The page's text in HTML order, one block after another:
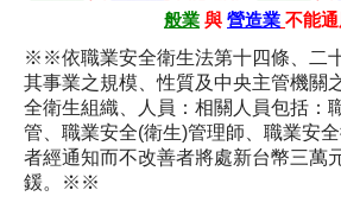
反應信箱
資安公告
般業 與 營造業 不能
※※依職業安全衛生法第十四條、二
其事業之規模、性質及中央主管機關
全衛生組織、人員：相關人員包括：
管、職業安全(衛生)管理師、職業安
者經通知而不改善者將處新台幣三萬
鍰。※※